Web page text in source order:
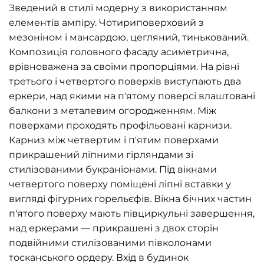
Зведений в стилі модерну з використанням
елементів ампіру. Чотириповерховий з
мезоніном і мансардою, цегляний, тинькований.
Композиція головного фасаду асиметрична,
врівноважена за своїми пропорціями. На рівні
третього і четвертого поверхів виступають два
еркери, над якими на п'ятому поверсі влаштовані
балкони з металевим огородженням. Між
поверхами проходять профільовані карнизи.
Карниз між четвертим і п'ятим поверхами
прикрашений ліпними гірляндами зі
стилізованими букраніонами. Під вікнами
четвертого поверху поміщені ліпні вставки у
вигляді фігурних горельєфів. Вікна бічних частин
п'ятого поверху мають півциркульні завершення,
над еркерами — прикрашені з двох сторін
подвійними стилізованими півколонами
тосканського ордеру. Вхід в будинок